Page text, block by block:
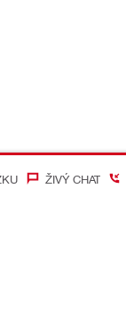
ŽIVÝ CHAT